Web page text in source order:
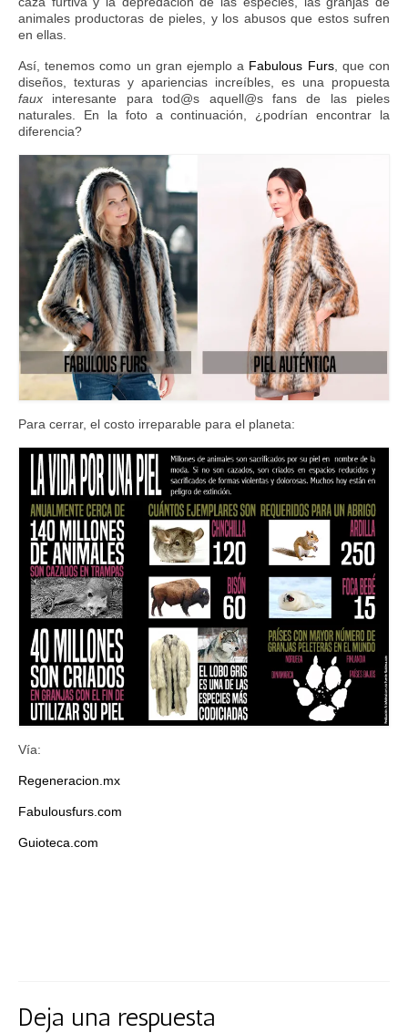
animales productoras de pieles, y los abusos que estos sufren
en ellas.
Así, tenemos como un gran ejemplo a Fabulous Furs, que con
diseños, texturas y apariencias increíbles, es una propuesta
faux interesante para tod@s aquell@s fans de las pieles
naturales. En la foto a continuación, ¿podrían encontrar la
diferencia?
Para cerrar, el costo irreparable para el planeta:
Vía:
Regeneracion.mx
Fabulousfurs.com
Guioteca.com
Deja una respuesta